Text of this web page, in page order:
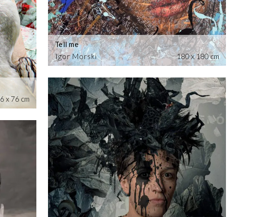
x 76 cm
Igor Morski
Tell me
180 x 180 cm